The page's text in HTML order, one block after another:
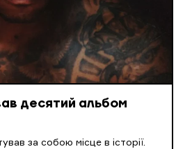
десятий альбом
за собою місце в історії.